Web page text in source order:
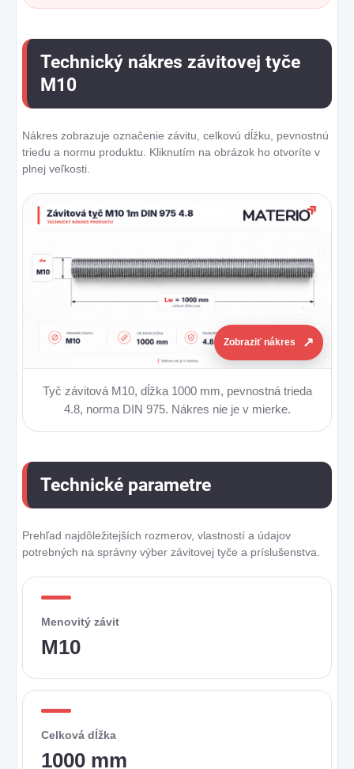
Technický nákres závitovej tyče
M10
Nákres zobrazuje označenie závitu, celkovú dĺžku, pevnostnú
triedu a normu produktu. Kliknutím na obrázok ho otvoríte v
plnej veľkosti.
Zobraziť nákres
Tyč závitová M10, dĺžka 1000 mm, pevnostná trieda
4.8, norma DIN 975. Nákres nie je v mierke.
Technické parametre
Prehľad najdôležitejších rozmerov, vlastností a údajov
potrebných na správny výber závitovej tyče a príslušenstva.
Menovitý závit
M10
Celková dĺžka
1000 mm